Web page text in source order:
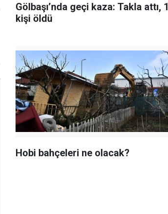
Gölbaşı’nda geçi kaza: Takla attı, 1
kişi öldü
Hobi bahçeleri ne olacak?